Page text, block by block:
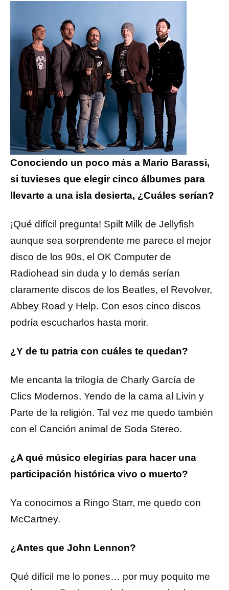
Conociendo un poco más a Mario Barassi,
si tuvieses que elegir cinco álbumes para
llevarte a una isla desierta, ¿Cuáles serían?
¡Qué difícil pregunta! Spilt Milk de Jellyfish
aunque sea sorprendente me parece el mejor
disco de los 90s, el OK Computer de
Radiohead sin duda y lo demás serían
claramente discos de los Beatles, el Revolver,
Abbey Road y Help. Con esos cinco discos
podría escucharlos hasta morir.
¿Y de tu patria con cuáles te quedan?
Me encanta la trilogía de Charly García de
Clics Modernos, Yendo de la cama al Livin y
Parte de la religión. Tal vez me quedo también
con el Canción animal de Soda Stereo.
¿A qué músico elegirías para hacer una
participación histórica vivo o muerto?
Ya conocimos a Ringo Starr, me quedo con
McCartney.
¿Antes que John Lennon?
Qué difícil me lo pones… por muy poquito me